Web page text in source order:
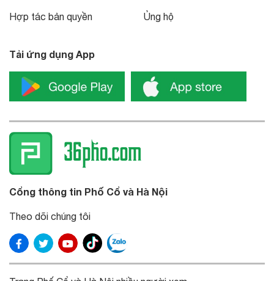
Hợp tác bản quyền Ủng hộ
Tải ứng dụng App
Cổng thông tin Phố Cổ và Hà Nội
Theo dõi chúng tôi